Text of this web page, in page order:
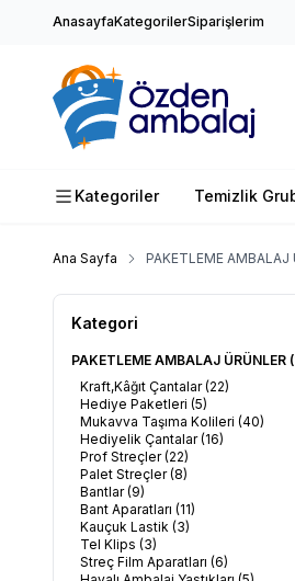
AnasayfaKategorilerSiparişlerim
Kategoriler Temizlik
Ana Sayfa PAKETLEME AMBALAJ
Kategori
PAKETLEME AMBALAJ ÜRÜNLER
Kraft,Kâğıt Çantalar(22)
Hediye Paketleri (5)
Mukavva Taşıma Kolileri (40)
Hediyelik Çantalar(16)
Prof Streçler(22)
Palet Streçler(8)
Bantlar(9)
Bant Aparatları (11)
Kauçuk Lastik (3)
Tel Klips (3)
Streç Film Aparatları (6)